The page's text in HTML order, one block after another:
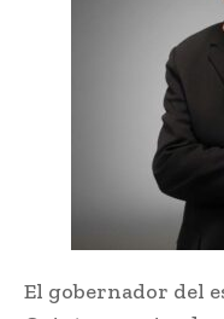
El gobernador del